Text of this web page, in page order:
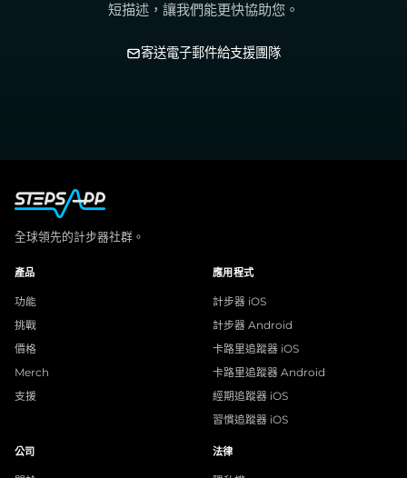
短描述，讓我們能更快協助您。
寄送電子郵件給支援團隊
全球領先的計步器社群。
產品
功能
挑戰
價格
Merch
支援
應用程式
計步器 iOS
計步器 Android
卡路里追蹤器 iOS
卡路里追蹤器 Android
經期追蹤器 iOS
習慣追蹤器 iOS
公司 法律